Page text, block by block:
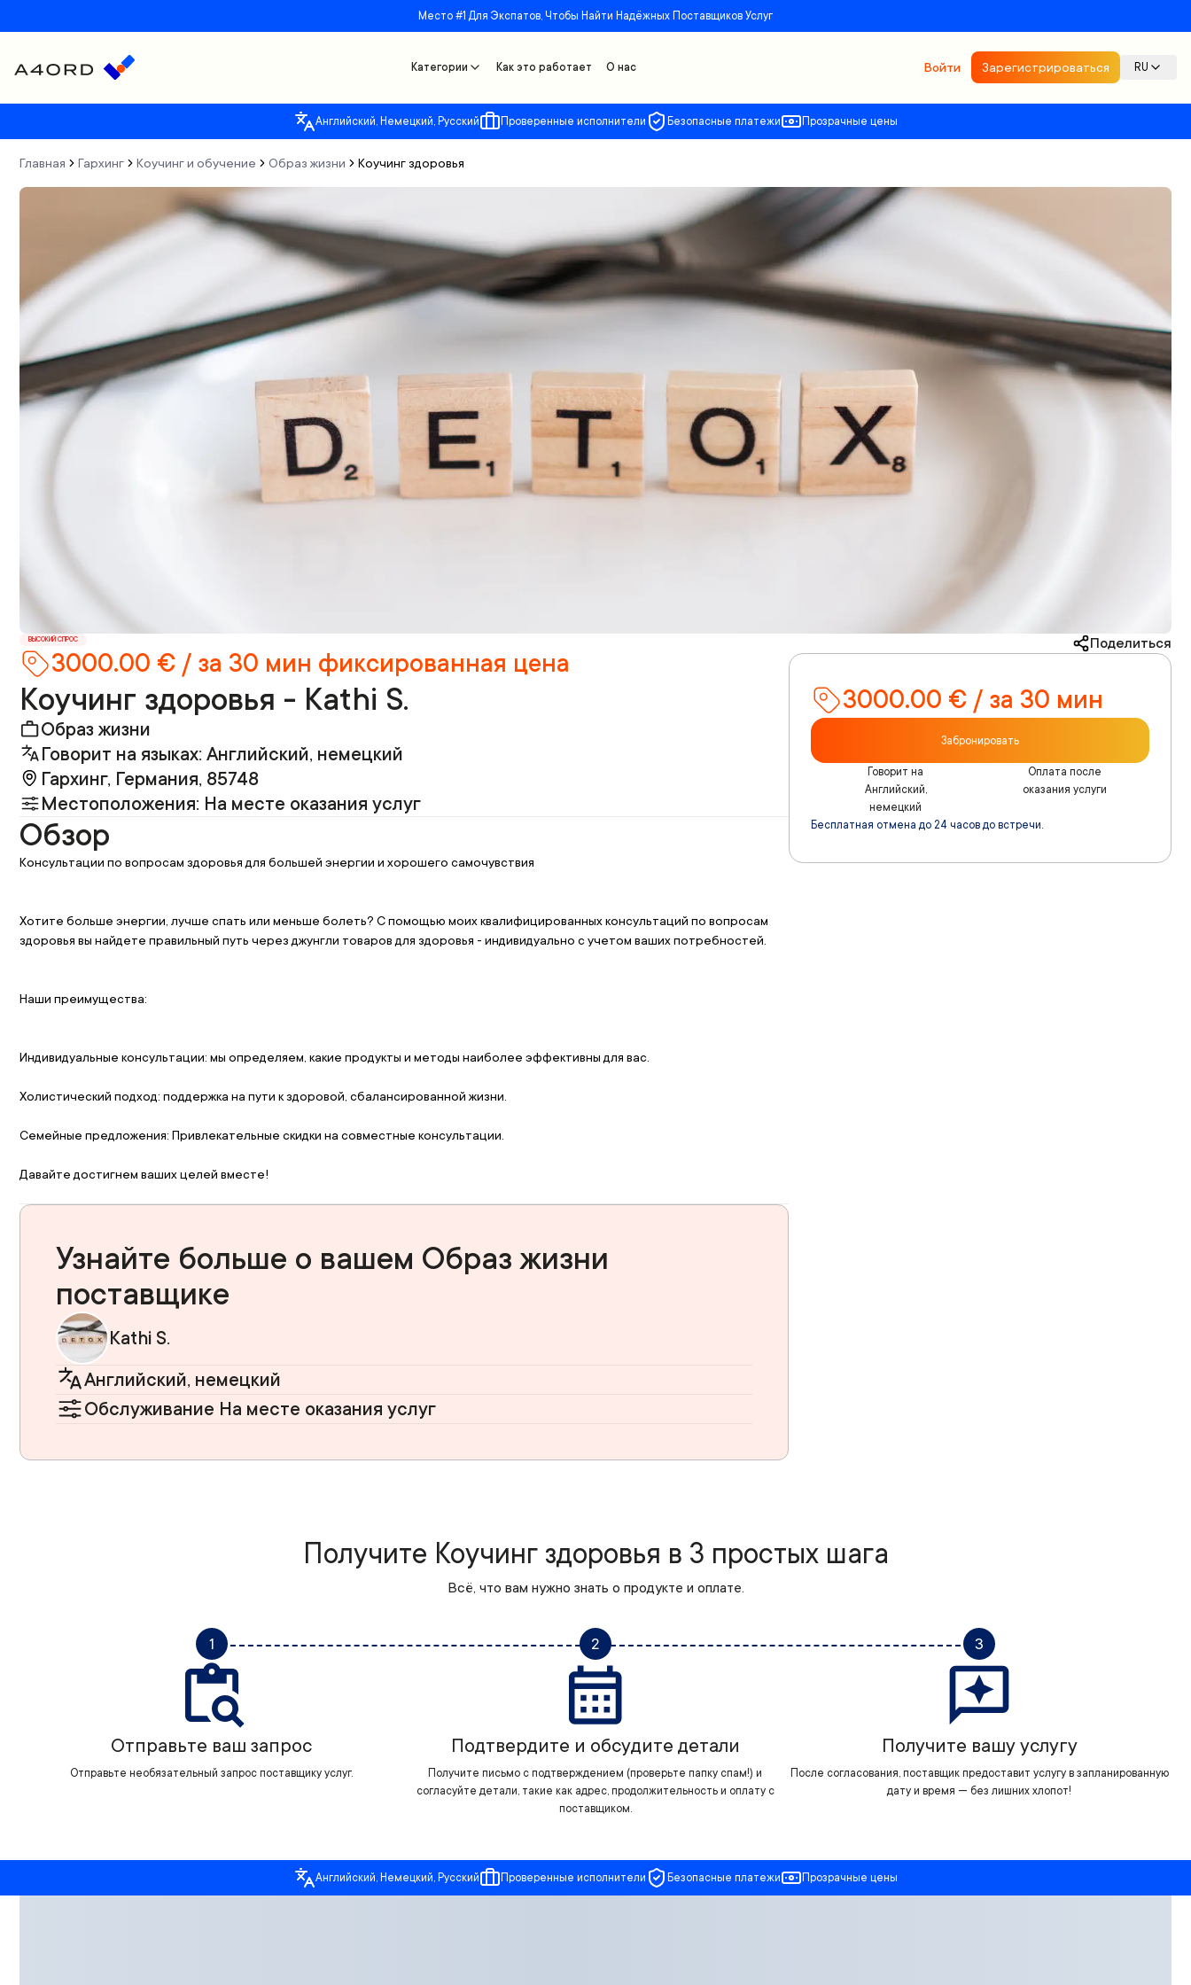
Место #1 Для Экспатов, Чтобы Найти Надёжных Поставщиков Услуг
Категории Как это работает О нас Войти Зарегистрироваться RU
Английский, Немецкий, Русский Проверенные исполнители Безопасные платежи Прозрачные цены
Главная Гархинг Коучинг и обучение Образ жизни Коучинг здоровья
ВЫСОКИЙ СПРОС
3000.00 € / за 30 мин фиксированная цена
Коучинг здоровья - Kathi S.
Образ жизни
Говорит на языках: Английский, немецкий
Гархинг, Германия, 85748
Местоположения: На месте оказания услуг
Обзор
Консультации по вопросам здоровья для большей энергии и хорошего самочувствия
Хотите больше энергии, лучше спать или меньше болеть? С помощью моих квалифицированных консультаций по вопросам
здоровья вы найдете правильный путь через джунгли товаров для здоровья - индивидуально с учетом ваших потребностей.
Наши преимущества:
Индивидуальные консультации: мы определяем, какие продукты и методы наиболее эффективны для вас.
Холистический подход: поддержка на пути к здоровой, сбалансированной жизни.
Семейные предложения: Привлекательные скидки на совместные консультации.
Давайте достигнем ваших целей вместе!
Узнайте больше о вашем Образ жизни
поставщике
Kathi S.
Английский, немецкий
Обслуживание На месте оказания услуг
Поделиться
3000.00 € / за 30 мин
Забронировать
Говорит на
Английский,
немецкий
Оплата после
оказания услуги
Бесплатная отмена до 24 часов до встречи.
Получите Коучинг здоровья в 3 простых шага
Всё, что вам нужно знать о продукте и оплате.
1
Отправьте ваш запрос
Отправьте необязательный запрос поставщику услуг.
2
Подтвердите и обсудите детали
Получите письмо с подтверждением (проверьте папку спам!) и
согласуйте детали, такие как адрес, продолжительность и оплату с
поставщиком.
3
Получите вашу услугу
После согласования, поставщик предоставит услугу в запланированную
дату и время — без лишних хлопот!
Английский, Немецкий, Русский Проверенные исполнители Безопасные платежи Прозрачные цены